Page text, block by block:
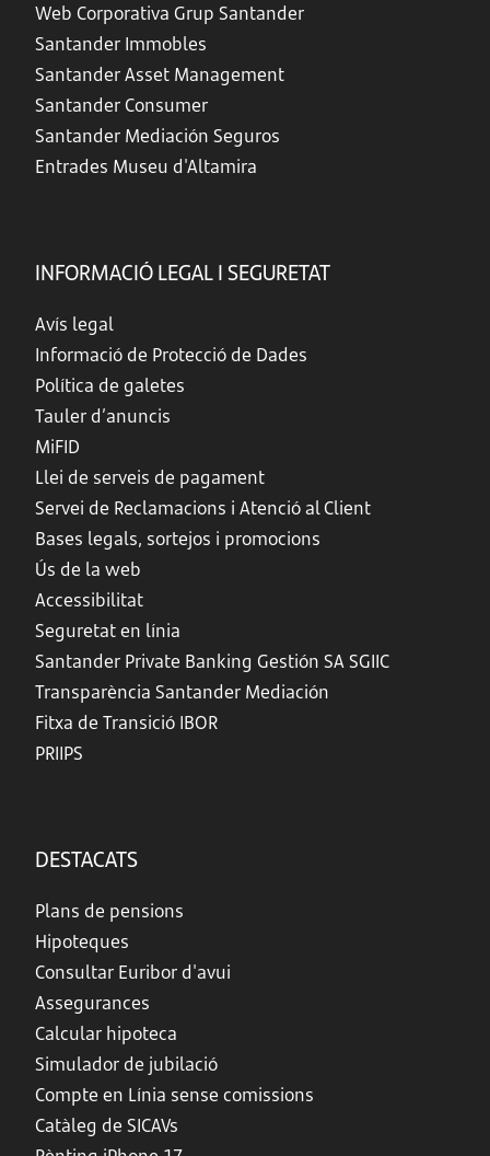
Web Corporativa Grup Santander
Santander Immobles
Santander Asset Management
Santander Consumer
Santander Mediación Seguros
Entrades Museu d'Altamira
INFORMACIÓ LEGAL I SEGURETAT
Avís legal
Informació de Protecció de Dades
Política de galetes
Tauler d’anuncis
MiFID
Llei de serveis de pagament
Servei de Reclamacions i Atenció al Client
Bases legals, sortejos i promocions
Ús de la web
Accessibilitat
Seguretat en línia
Santander Private Banking Gestión SA SGIIC
Transparència Santander Mediación
Fitxa de Transició IBOR
PRIIPS
DESTACATS
Plans de pensions
Hipoteques
Consultar Euribor d'avui
Assegurances
Calcular hipoteca
Simulador de jubilació
Compte en Línia sense comissions
Catàleg de SICAVs